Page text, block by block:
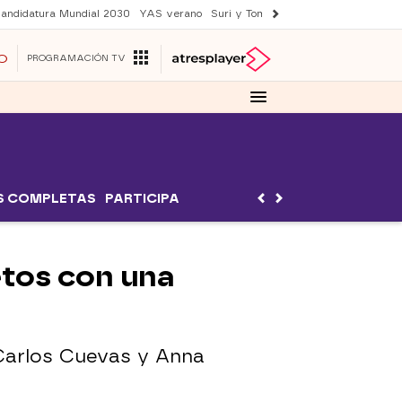
Mundial 2030 YAS verano Suri y Tom Cruise
PROGRAMACIÓN TV
COMPLETAS PARTICIPA
con una
Cuevas y Anna